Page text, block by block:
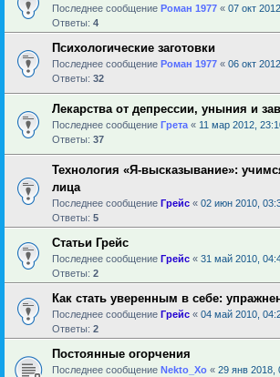
Последнее сообщение Роман 1977 « 07 окт
Ответы: 4
Психологические заготовки
Последнее сообщение Роман 1977 « 06 окт
Ответы: 32
Лекарства от депрессии, уныния и
Последнее сообщение Грета « 11 мар 2012,
Ответы: 37
Технология «Я-высказывание»:
лица
Последнее сообщение Грейс « 02 июн 2010,
Ответы: 5
Статьи Грейс
Последнее сообщение Грейс « 31 май 2010,
Ответы: 2
Как стать уверенным в себе:
Последнее сообщение Грейс « 04 май 2010,
Ответы: 2
Постоянные огорчения
Последнее сообщение Nekto_Xo « 29 янв 2018,